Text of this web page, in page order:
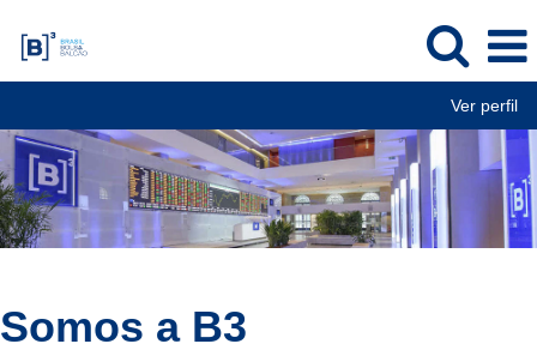
Ver perfil
Somos a B3